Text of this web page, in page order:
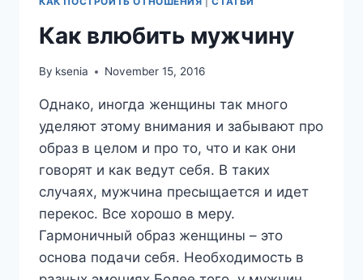
Как влюбить мужчину
By ksenia November 15, 2016
Однако, иногда женщины так много
уделяют этому внимания и забывают про
образ в целом и про то, что и как они
говорят и как ведут себя. В таких
случаях, мужчина пресыщается и идет
перекос. Все хорошо в меру.
Гармоничный образ женщины – это
основа подачи себя. Необходимость в